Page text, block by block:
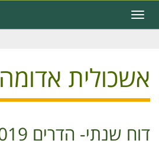
לתוכן
העיקרי
Toggle
navigation
אשכולית אדומה
דוח שנתי- הדרים 2019